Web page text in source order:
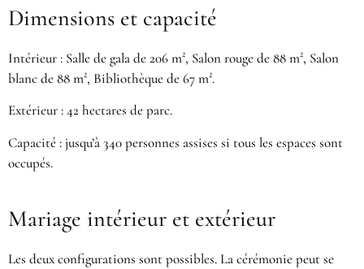
Dimensions et capacité
Intérieur : Salle de gala de 206 m², Salon rouge de 88 m², Salon
blanc de 88 m², Bibliothèque de 67 m².
Extérieur : 42 hectares de parc.
Capacité : jusqu’à 340 personnes assises si tous les espaces sont
occupés.
Mariage intérieur et extérieur
Les deux configurations sont possibles. La cérémonie peut se